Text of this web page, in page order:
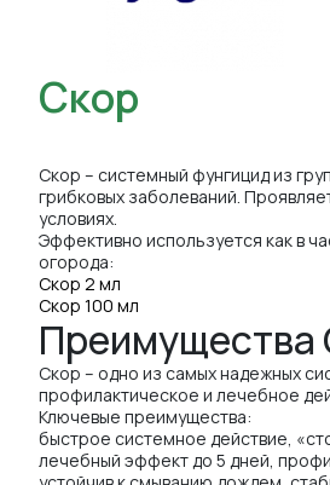
Скор
Скор – системный фунгицид из
грибковых заболеваний.
условиях.
Эффективно используется как в
огорода:
Скор 2 мл
Скор 100 мл
Преимущества
Скор – одно из самых надежных
профилактическое и лечебное
Ключевые преимущества:
быстрое системное действие,
лечебный эффект до 5 дней,